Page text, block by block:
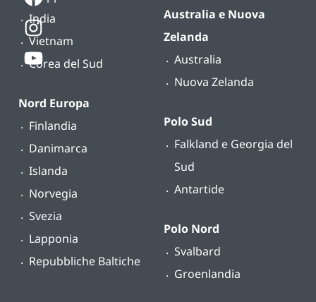
India
Vietnam
Corea del Sud
Nord Europa
Finlandia
Danimarca
Islanda
Norvegia
Svezia
Lapponia
Repubbliche Baltiche
Australia e Nuova
Zelanda
Australia
Nuova Zelanda
Polo Sud
Falkland e Georgia del
Sud
Antartide
Polo Nord
Svalbard
Groenlandia